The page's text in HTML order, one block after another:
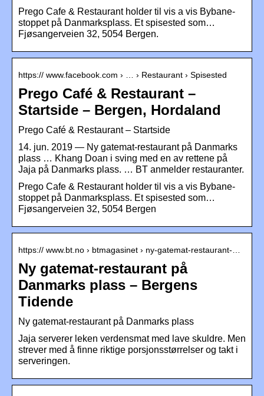
Prego Cafe & Restaurant holder til vis a vis Bybane-
stoppet på Danmarksplass. Et spisested som…
Fjøsangerveien 32, 5054 Bergen.
https:// www.facebook.com › … › Restaurant › Spisested
Prego Café & Restaurant –
Startside – Bergen, Hordaland
Prego Café & Restaurant – Startside
14. jun. 2019 — Ny gatemat-restaurant på Danmarks
plass … Khang Doan i sving med en av rettene på
Jaja på Danmarks plass. … BT anmelder restauranter.
Prego Cafe & Restaurant holder til vis a vis Bybane-
stoppet på Danmarksplass. Et spisested som…
Fjøsangerveien 32, 5054 Bergen
https:// www.bt.no › btmagasinet › ny-gatemat-restaurant-…
Ny gatemat-restaurant på
Danmarks plass – Bergens
Tidende
Ny gatemat-restaurant på Danmarks plass
Jaja serverer leken verdensmat med lave skuldre. Men
strever med å finne riktige porsjonsstørrelser og takt i
serveringen.